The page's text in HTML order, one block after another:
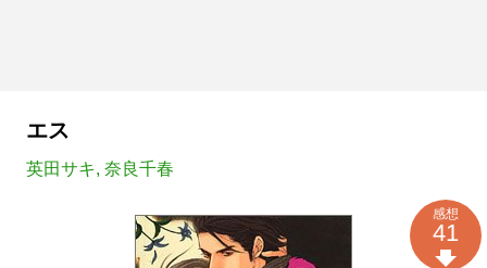
エス
英田サキ, 奈良千春
感想
41